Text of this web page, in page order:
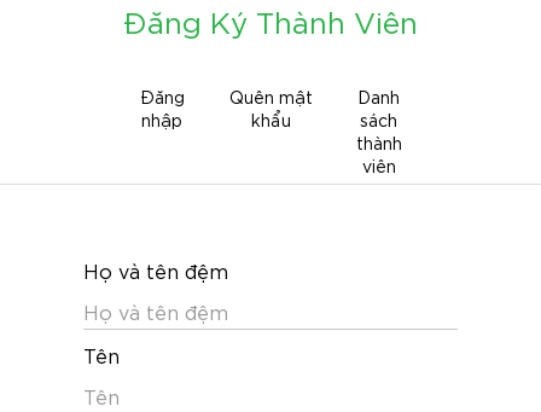
Đăng Ký Thành Viên
Đăng
nhập
Quên mật
khẩu
Danh
sách
thành
viên
Họ và tên đệm
Tên